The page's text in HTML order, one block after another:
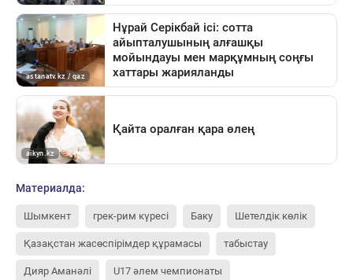
Материалда:
Шымкент грек-рим күресі Баку Шетелдік көлік
Қазақстан жасөспірімдер құрамасы табыстау
Дияр Аманәлі U17 әлем чемпионаты